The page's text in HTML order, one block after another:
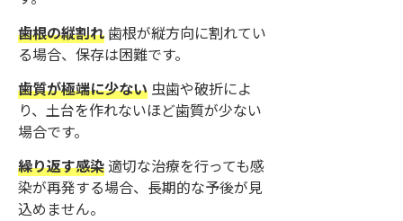
歯根の縦割れ歯根が縦方向に割れてい
る場合、保存は困難です。
歯質が極端に少ない 虫歯や破折によ
り、土台を作れないほど歯質が少ない
場合です。
繰り返す感染適切な治療を行っても感
染が再発する場合、長期的な予後が見
込めません。